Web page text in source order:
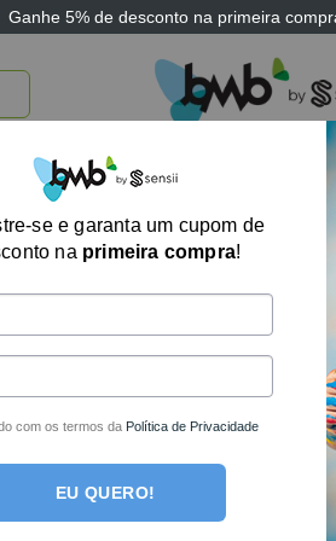
Ganhe 5% de desconto na primeira
BRINQUEDOS E JOGOS ARK
se e garanta um cupom de
na primeira compra!
com os termos da Política de Privacidade
EU QUERO!